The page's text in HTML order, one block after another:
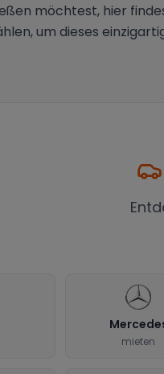
möchtest, hier
um dieses
mieten